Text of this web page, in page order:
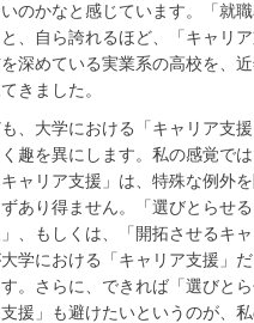
のかなと感じています。「就職
、自ら誇れるほど、「キャリア
深めている実業系の高校を、近
きました。
、大学における「キャリア支援
く趣を異にします。私の感覚で
ャリア支援」は、特殊な例外
あり得ません。「選びとらせる
、もしくは、「開拓させるキ
学における「キャリア支援」だ
。さらに、できれば「選びと
援」も避けたいというのが、